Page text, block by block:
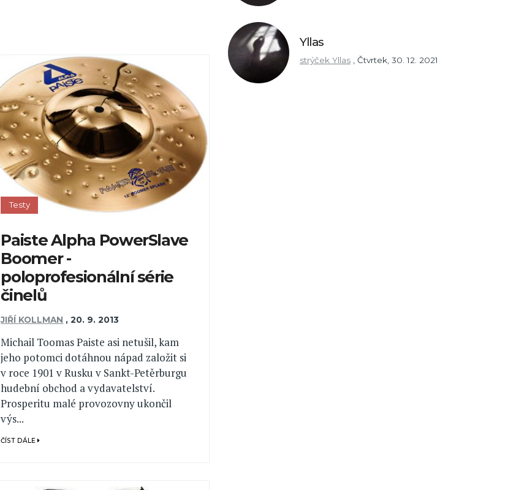
Testy
Paiste Alpha PowerSlave
Boomer -
poloprofesionální série
činelů
JIŘÍ KOLLMAN ,20. 9. 2013
Michail Toomas Paiste asi netušil, kam
jeho potomci dotáhnou nápad založit si
v roce 1901 v Rusku v Sankt-Petěrburgu
hudební obchod a vydavatelství.
Prosperitu malé provozovny ukončil
výs...
ČÍST DÁLE
Yllas
strýček Yllas Čtvrtek, 30. 12. 2021